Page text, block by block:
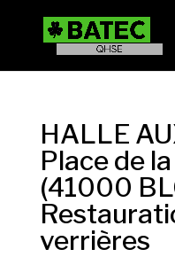
HALLE
Place de
(41000
verrières